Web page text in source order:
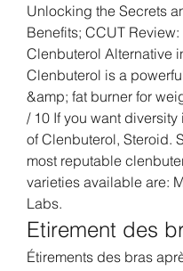
Unlocking the Secrets
Benefits; CCUT Review:
Clenbuterol Alternative
Clenbuterol is a
&amp; fat burner for
/ 10 If you want diversity
of Clenbuterol, Steroid.
most reputable
varieties available are:
Labs.
Etirement des
Étirements des bras